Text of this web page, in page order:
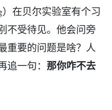
在贝尔实验室有个习
不受待见。他会问旁
重要的问题是啥？人
一句： 那你咋不去